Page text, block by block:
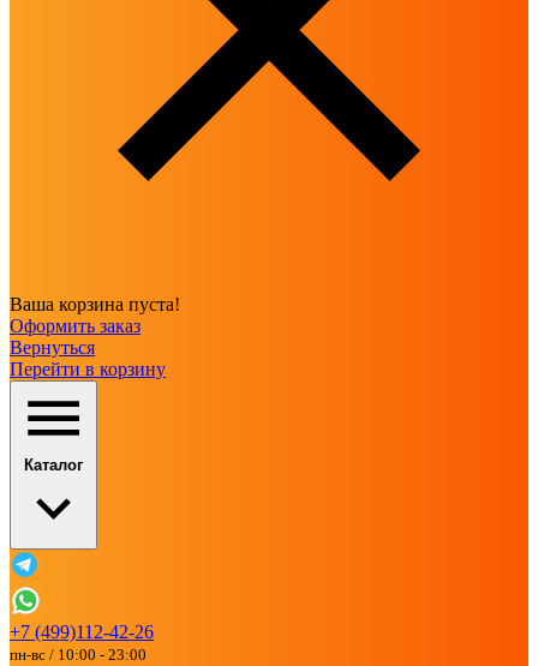
Ваша корзина пуста!
Оформить заказ
Вернуться
Перейти в корзину
Каталог
+7 (499)112-42-26
пн-вс / 10:00 - 23:00